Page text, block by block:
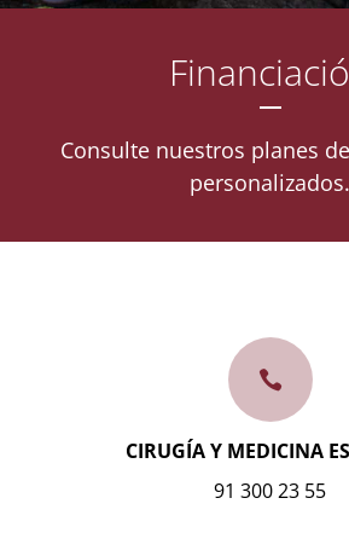
Consulte nuestros planes
personalizados.

CIRUGÍA Y MEDICINA
91 300 23 55